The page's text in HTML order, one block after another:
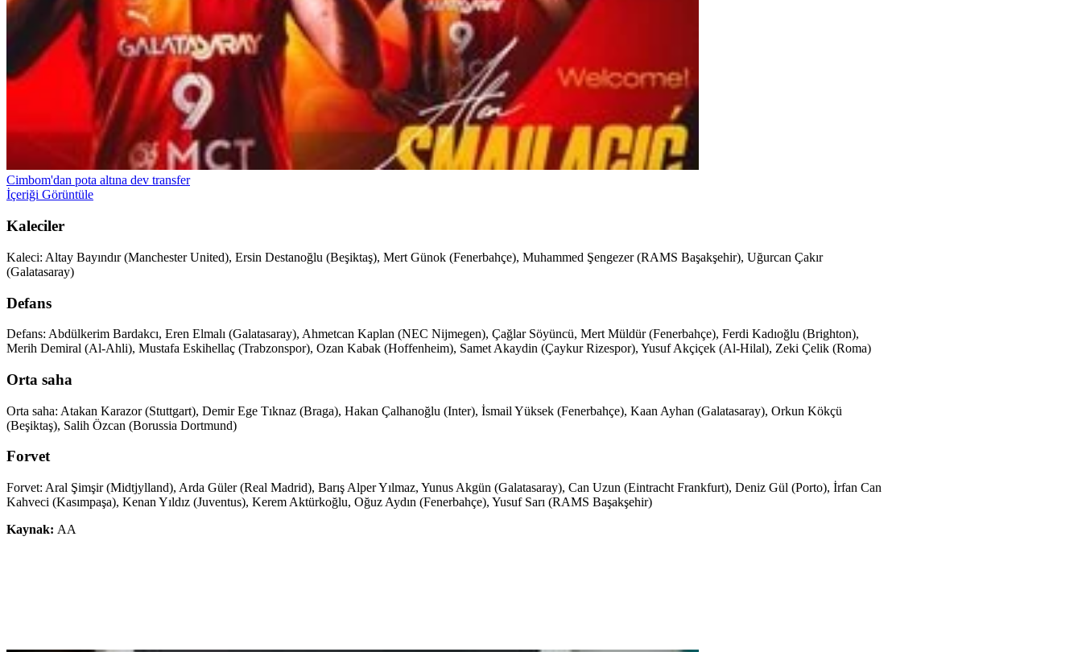
Cimbom'dan pota altına dev transfer
İçeriği Görüntüle
Kaleciler
Kaleci: Altay Bayındır (Manchester United), Ersin Destanoğlu (Beşiktaş), Mert Günok (Fenerbahçe), Muhammed Şengezer (RAMS Başakşehir), Uğurcan Çakır
(Galatasaray)
Defans
Defans: Abdülkerim Bardakcı, Eren Elmalı (Galatasaray), Ahmetcan Kaplan (NEC Nijmegen), Çağlar Söyüncü, Mert Müldür (Fenerbahçe), Ferdi Kadıoğlu (Brighton),
Merih Demiral (Al-Ahli), Mustafa Eskihellaç (Trabzonspor), Ozan Kabak (Hoffenheim), Samet Akaydin (Çaykur Rizespor), Yusuf Akçiçek (Al-Hilal), Zeki Çelik (Roma)
Orta saha
Orta saha: Atakan Karazor (Stuttgart), Demir Ege Tıknaz (Braga), Hakan Çalhanoğlu (Inter), İsmail Yüksek (Fenerbahçe), Kaan Ayhan (Galatasaray), Orkun Kökçü
(Beşiktaş), Salih Özcan (Borussia Dortmund)
Forvet
Forvet: Aral Şimşir (Midtjylland), Arda Güler (Real Madrid), Barış Alper Yılmaz, Yunus Akgün (Galatasaray), Can Uzun (Eintracht Frankfurt), Deniz Gül (Porto), İrfan Can
Kahveci (Kasımpaşa), Kenan Yıldız (Juventus), Kerem Aktürkoğlu, Oğuz Aydın (Fenerbahçe), Yusuf Sarı (RAMS Başakşehir)
Kaynak: AA